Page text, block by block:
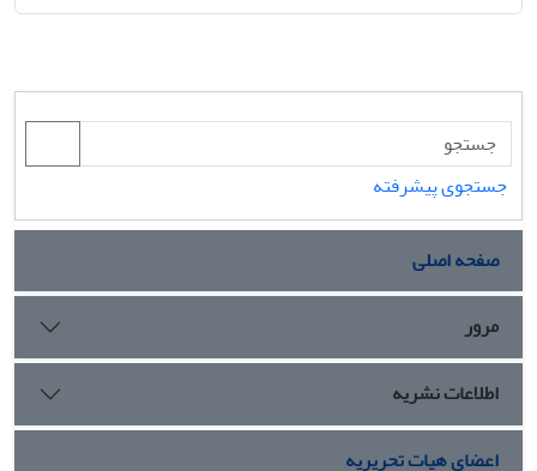
جستجوی پیشرفته
صفحه اصلی
مرور
اطلاعات نشریه
اعضای هیات تحریریه